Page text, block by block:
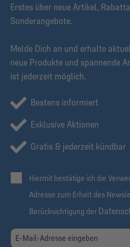
Erstes über neue Artikel,
Sonderangebote.
Melde Dich an und erhalte
neue Produkte und spannende
ist jederzeit möglich.
Bestens informiert
Exklusive Aktionen
Gratis & jederzeit kündbar
Hiermit bestätige ich die
Adresse zum Erhalt des
Berücksichtigung der